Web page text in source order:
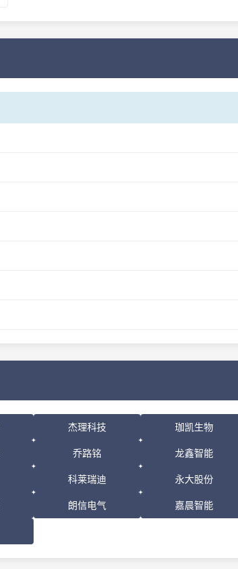
杰理科技 珈凯生物
乔路铭 龙鑫智能
科莱瑞迪 永大股份
朗信电气 嘉晨智能